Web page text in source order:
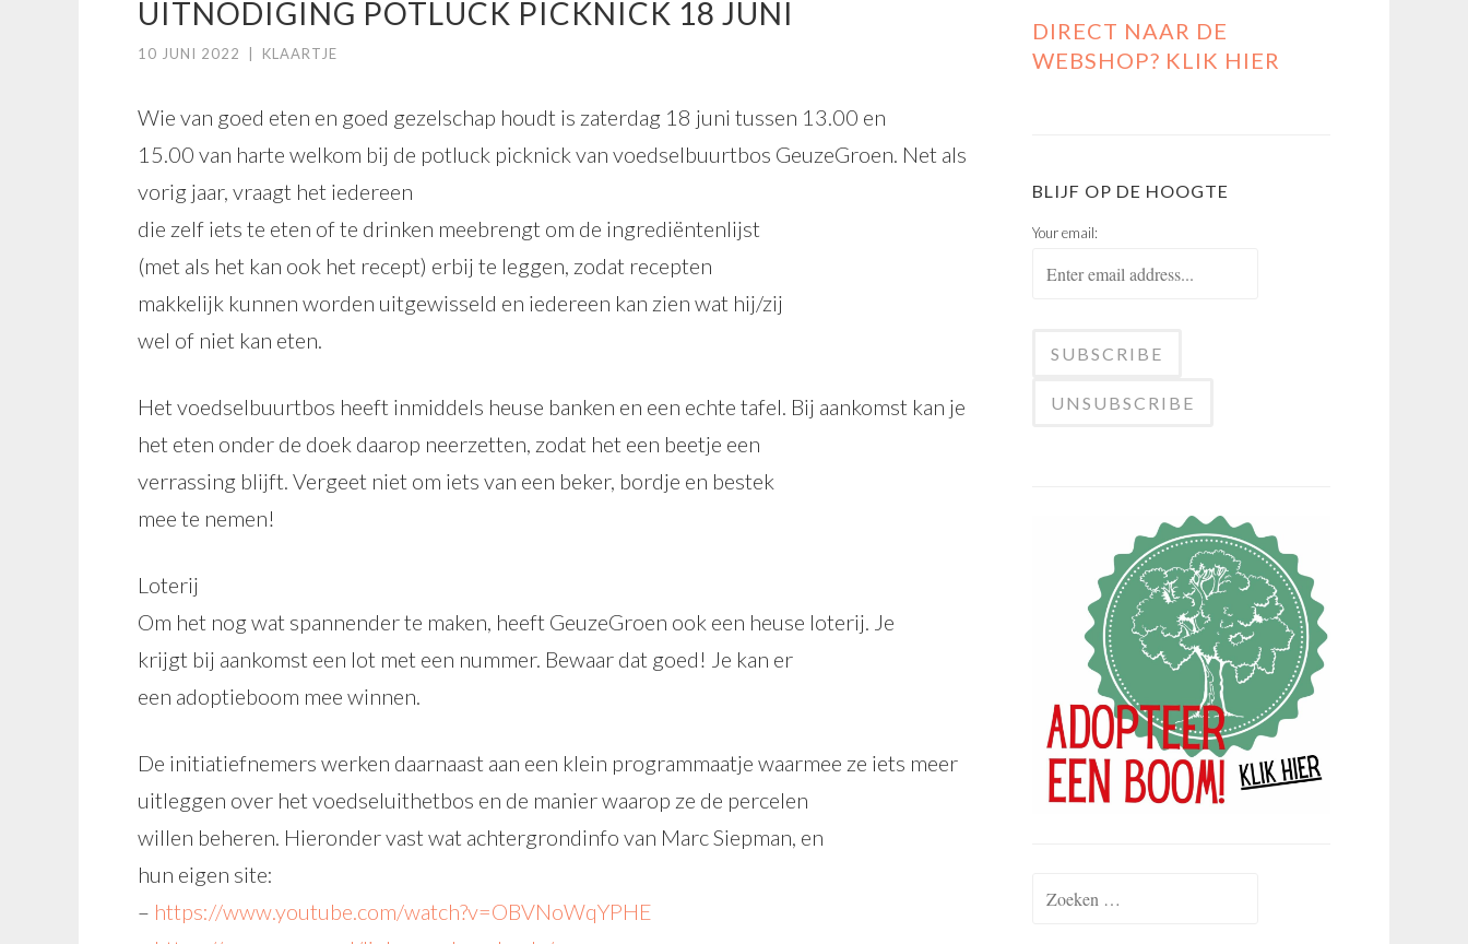
UITNODIGING POTLUCK PICKNICK 18 JUNI
10 JUNI 2022 KLAARTJE
Wie van goed eten en goed gezelschap houdt is zaterdag 18 juni tussen 13.00 en
15.00 van harte welkom bij de potluck picknick van voedselbuurtbos GeuzeGroen. Net als
vorig jaar, vraagt het iedereen
die zelf iets te eten of te drinken meebrengt om de ingrediëntenlijst
(met als het kan ook het recept) erbij te leggen, zodat recepten
makkelijk kunnen worden uitgewisseld en iedereen kan zien wat hij/zij
wel of niet kan eten.
Het voedselbuurtbos heeft inmiddels heuse banken en een echte tafel. Bij aankomst kan je
het eten onder de doek daarop neerzetten, zodat het een beetje een
verrassing blijft. Vergeet niet om iets van een beker, bordje en bestek
mee te nemen!
Loterij
Om het nog wat spannender te maken, heeft GeuzeGroen ook een heuse loterij. Je
krijgt bij aankomst een lot met een nummer. Bewaar dat goed! Je kan er
een adoptieboom mee winnen.
De initiatiefnemers werken daarnaast aan een klein programmaatje waarmee ze iets meer
uitleggen over het voedseluithetbos en de manier waarop ze de percelen
willen beheren. Hieronder vast wat achtergrondinfo van Marc Siepman, en
hun eigen site:
– https://www.youtube.com/watch?v=OBVNoWqYPHE
DIRECT NAAR DE
WEBSHOP? KLIK HIER
BLIJF OP DE HOOGTE
Your email: